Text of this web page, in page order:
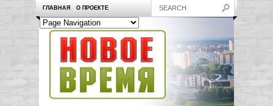
ГЛАВНАЯ О ПРОЕКТЕ